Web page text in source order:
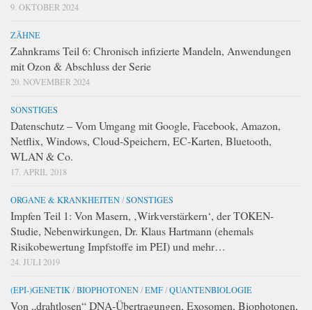
9. OKTOBER 2024
ZÄHNE
Zahnkrams Teil 6: Chronisch infizierte Mandeln, Anwendungen
mit Ozon & Abschluss der Serie
20. NOVEMBER 2024
SONSTIGES
Datenschutz – Vom Umgang mit Google, Facebook, Amazon,
Netflix, Windows, Cloud-Speichern, EC-Karten, Bluetooth,
WLAN & Co.
17. APRIL 2018
ORGANE & KRANKHEITEN/SONSTIGES
Impfen Teil 1: Von Masern, ‚Wirkverstärkern‘, der TOKEN-
Studie, Nebenwirkungen, Dr. Klaus Hartmann (ehemals
Risikobewertung Impfstoffe im PEI) und mehr…
24. JULI 2019
(EPI-)GENETIK /BIOPHOTONEN/EMF/QUANTENBIOLOGIE
Von „drahtlosen“ DNA-Übertragungen, Exosomen, Biophotonen,